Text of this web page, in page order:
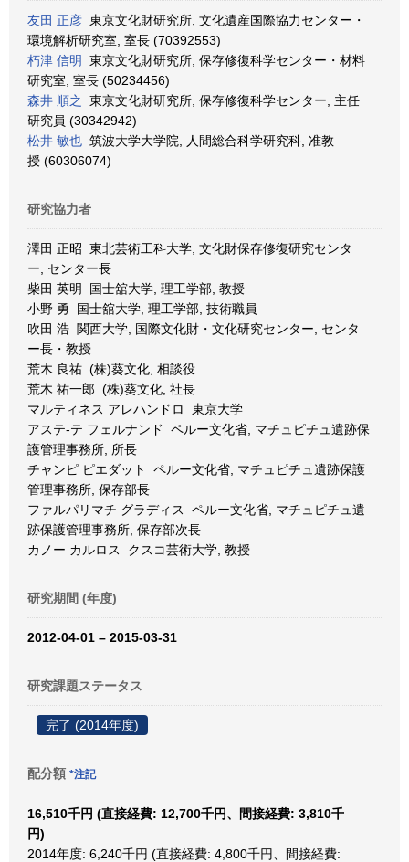
友田 正彦 東京文化財研究所, 文化遺産国際協力センター・
環境解析研究室, 室長 (70392553)
朽津 信明
東京文化財研究所, 保存修復科学センター・材料
研究室, 室長 (50234456)
森井 順之
東京文化財研究所, 保存修復科学センター, 主任
研究員 (30342942)
松井 敏也 筑波大学大学院, 人間総合科学研究科, 准教
授 (60306074)
研究協力者
澤田 正昭 東北芸術工科大学, 文化財保存修復研究センタ
ー, センター長
柴田 英明 国士舘大学, 理工学部, 教授
小野 勇 国士舘大学, 理工学部, 技術職員
吹田 浩 関西大学, 国際文化財・文化研究センター, センタ
ー長・教授
荒木 良祐 (株)葵文化, 相談役
荒木 祐一郎 (株)葵文化, 社長
マルティネス アレハンドロ 東京大学
アステ-テ フェルナンド ペルー文化省, マチュピチュ遺跡保
護管理事務所, 所長
チャンピ ピエダット ペルー文化省, マチュピチュ遺跡保護
管理事務所, 保存部長
ファルパリマチ グラディス ペルー文化省, マチュピチュ遺
跡保護管理事務所, 保存部次長
カノー カルロス クスコ芸術大学, 教授
研究期間 (年度)
2012-04-01 – 2015-03-31
研究課題ステータス
完了 (2014年度)
配分額 *注記
16,510千円 (直接経費: 12,700千円、間接経費: 3,810千
円)
2014年度: 6,240千円 (直接経費: 4,800千円、間接経費: